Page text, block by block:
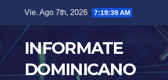
content
Vie. Ago 7th, 2026 7:19:40 AM
INFORMATE
DOMINICANO